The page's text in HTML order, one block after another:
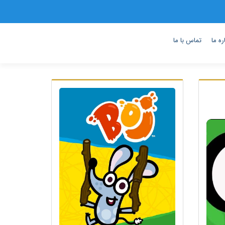
ما تماس با ما